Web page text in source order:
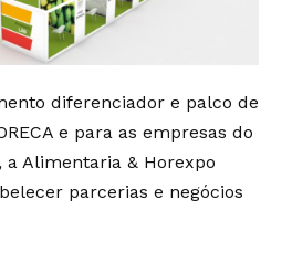
diferenciador e palco de
e para as empresas do
Alimentaria & Horexpo
parcerias e negócios